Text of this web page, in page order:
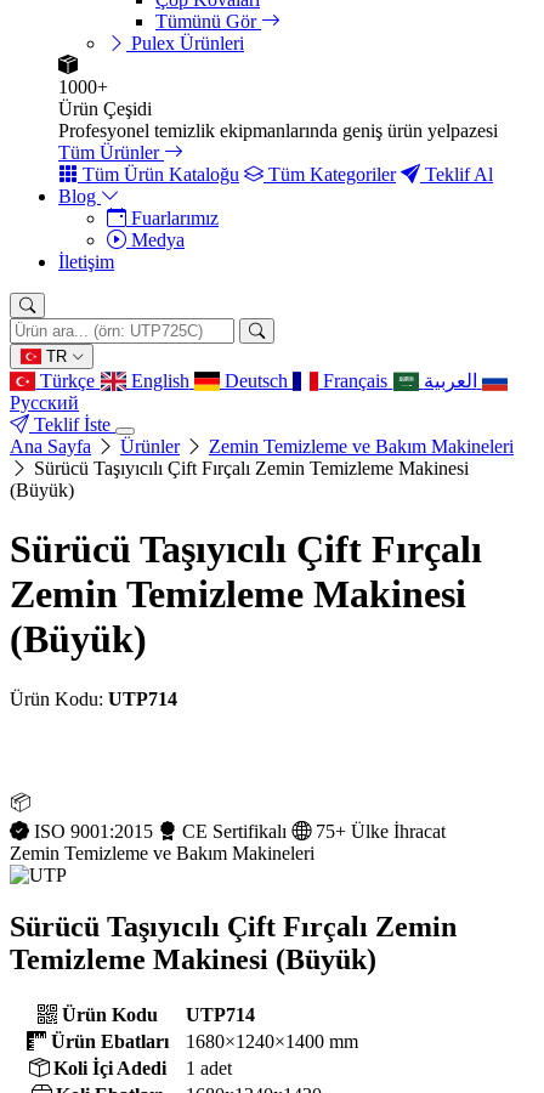
Tümünü Gör
Pulex Ürünleri
1000+
Ürün Çeşidi
Profesyonel temizlik ekipmanlarında geniş ürün yelpazesi
Tüm Ürünler
Tüm Ürün Kataloğu
Tüm Kategoriler
Teklif Al
Blog
Fuarlarımız
Medya
İletişim
TR
Türkçe English Deutsch Français
العربية
Русский
Teklif İste
Ana Sayfa
Ürünler
Zemin Temizleme ve Bakım Makineleri
Sürücü Taşıyıcılı Çift Fırçalı Zemin Temizleme Makinesi
(Büyük)
Sürücü Taşıyıcılı Çift Fırçalı
Zemin Temizleme Makinesi
(Büyük)
Ürün Kodu: UTP714
📦
ISO 9001:2015
CE Sertifikalı
75+ Ülke İhracat
Zemin Temizleme ve Bakım Makineleri
Sürücü Taşıyıcılı Çift Fırçalı Zemin
Temizleme Makinesi (Büyük)
Ürün Kodu
UTP714
Ürün Ebatları
1680×1240×1400 mm
Koli İçi Adedi
1 adet